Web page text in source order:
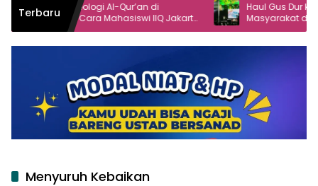
Terbaru
Al-Qur’an di
Mahasiswi IIQ Jakarta
Jonggol
Haul Gus Dur ke-16 Angkat Peran
Masyarakat dalam Demokrasi
Menyuruh Kebaikan